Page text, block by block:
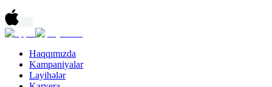
Haqqımızda
Kampaniyalar
Layihələr